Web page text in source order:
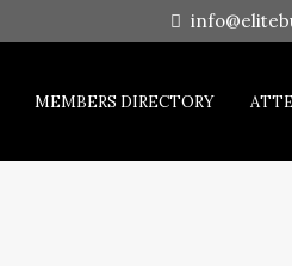
MEMBERS DIRECTORY